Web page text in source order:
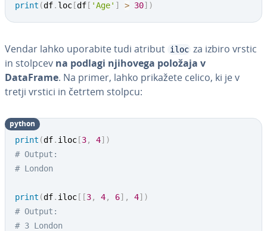
print (df. loc [df [ 'Age' ] > 30] )
Vendar lahko uporabite tudi atribut iloc za izbiro vrstic
in stolpcev na podlagi njihovega položaja v
DataFrame. Na primer, lahko prikažete celico, ki je v
tretji vrstici in četrtem stolpcu:
print (df. iloc [3, 4] )
# Output:
# London
print (df. iloc [ [3, 4, 6] , 4] )
# Output:
# 3 London
python